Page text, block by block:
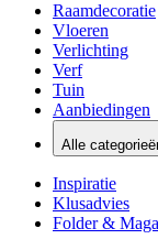
Raamdecoratie
Vloeren
Verlichting
Verf
Tuin
Aanbiedingen
Alle
Inspiratie
Klusadvies
Folder &